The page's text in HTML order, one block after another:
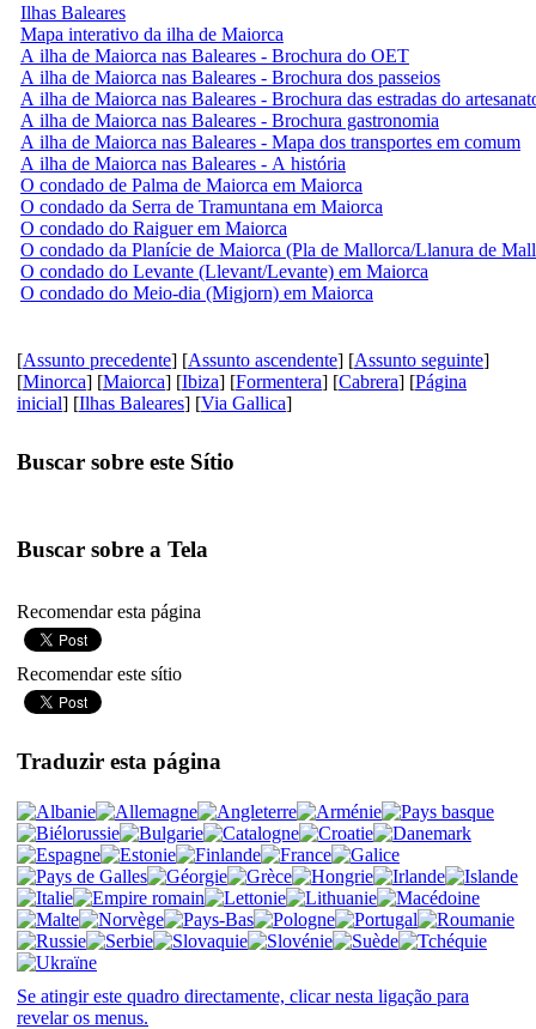
Ilhas Baleares
Mapa interativo da ilha de Maiorca
A ilha de Maiorca nas Baleares - Brochura do OET
A ilha de Maiorca nas Baleares - Brochura dos passeios
A ilha de Maiorca nas Baleares - Brochura das estradas do
A ilha de Maiorca nas Baleares - Brochura gastronomia
A ilha de Maiorca nas Baleares - Mapa dos transportes em comum
A ilha de Maiorca nas Baleares - A história
O condado de Palma de Maiorca em Maiorca
O condado da Serra de Tramuntana em Maiorca
O condado do Raiguer em Maiorca
O condado da Planície de Maiorca (Pla de Mallorca/Llanura de
O condado do Levante (Llevant/Levante) em Maiorca
O condado do Meio-dia (Migjorn) em Maiorca
[Assunto precedente] [Assunto ascendente] [Assunto seguinte]
[Minorca] [Maiorca] [Ibiza] [Formentera] [Cabrera] [Página
inicial] [Ilhas Baleares] [Via Gallica]
Buscar sobre este Sítio
Buscar sobre a Tela
Recomendar esta página
Recomendar este sítio
Traduzir esta página
Se atingir este quadro directamente, clicar nesta ligação para
revelar os menus.